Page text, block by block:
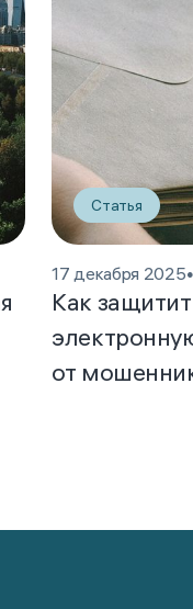
Статья
17 декабря 2025•
Как
от